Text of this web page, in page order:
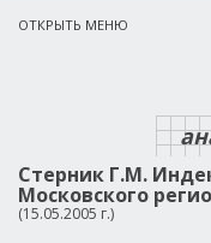
ОТКРЫТЬ МЕНЮ
Стерник Г.М.
Московского
(15.05.2005 г.)